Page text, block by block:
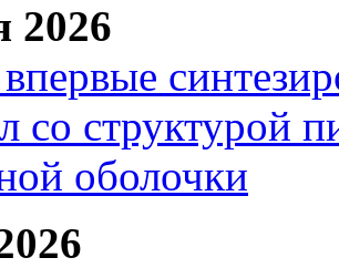
2026
со структурой
оболочки